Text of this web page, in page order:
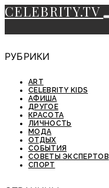
CELEBRITY.TV
РУБРИКИ
ART
CELEBRITY KIDS
АФИША
ДРУГОЕ
КРАСОТА
ЛИЧНОСТЬ
МОДА
ОТДЫХ
СОБЫТИЯ
СОВЕТЫ ЭКСПЕРТОВ
СПОРТ